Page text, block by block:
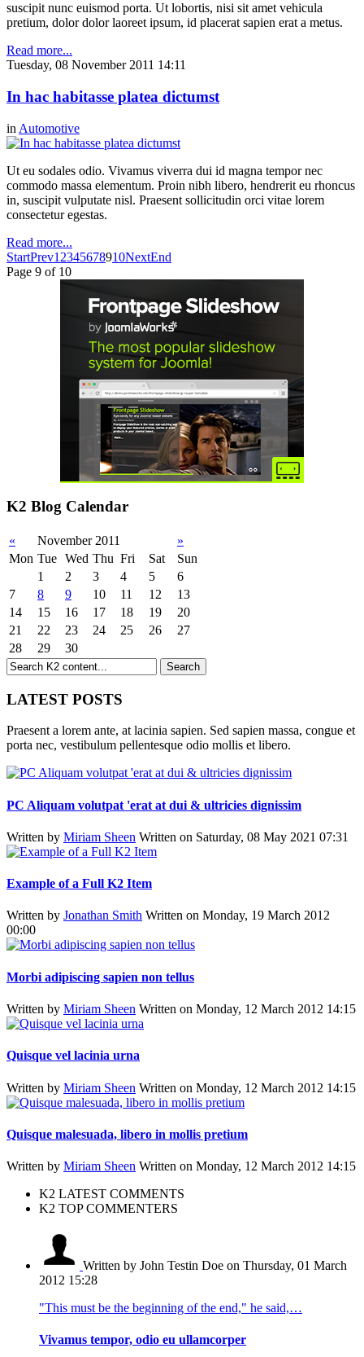
suscipit nunc euismod porta. Ut lobortis, nisi sit amet vehicula
pretium, dolor dolor laoreet ipsum, id placerat sapien erat a metus.
Read more...
Tuesday, 08 November 2011 14:11
In hac habitasse platea dictumst
in Automotive
Ut eu sodales odio. Vivamus viverra dui id magna tempor nec
commodo massa elementum. Proin nibh libero, hendrerit eu rhoncus
in, suscipit vulputate nisl. Praesent sollicitudin orci vitae lorem
consectetur egestas.
Read more...
StartPrev1 2345678910NextEnd
Page 9 of 10
K2 Blog Calendar
« November 2011
»
Mon Tue Wed Thu Fri Sat
Sun
1
2 3 4 5
6
7
8 9 10 11 12
13
14
15 16 17 18 19
20
21
22 23 24 25 26
27
28
29 30
LATEST POSTS
Praesent a lorem ante, at lacinia sapien. Sed sapien massa, congue et
porta nec, vestibulum pellentesque odio mollis et libero.
PC Aliquam volutpat 'erat at dui & ultricies dignissim
Written by Miriam Sheen Written on Saturday, 08 May 2021 07:31
Example of a Full K2 Item
Written by Jonathan Smith Written on Monday, 19 March 2012
00:00
Morbi adipiscing sapien non tellus
Written by Miriam Sheen Written on Monday, 12 March 2012 14:15
Quisque vel lacinia urna
Written by Miriam Sheen Written on Monday, 12 March 2012 14:15
Quisque malesuada, libero in mollis pretium
Written by Miriam Sheen Written on Monday, 12 March 2012 14:15
K2 LATEST COMMENTS
K2 TOP COMMENTERS
Written by John Testin Doe on Thursday, 01 March
2012 15:28
"This must be the beginning of the end," he said,…
Vivamus tempor, odio eu ullamcorper